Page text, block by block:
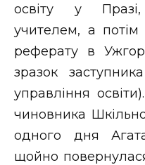
освіту у
учителем, а потім
реферату в
зразок
управління
чиновника
одного дня
щойно